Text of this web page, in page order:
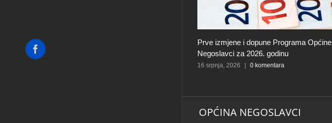
Facebook
Prve izmjene i dopune Programa Općine
Negoslavci za 2026. godinu
16 srpnja, 2026 0 komentara
OPĆINA NEGOSLAVCI